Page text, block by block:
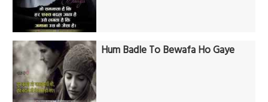
Hum Badle To Bewafa Ho Gaye